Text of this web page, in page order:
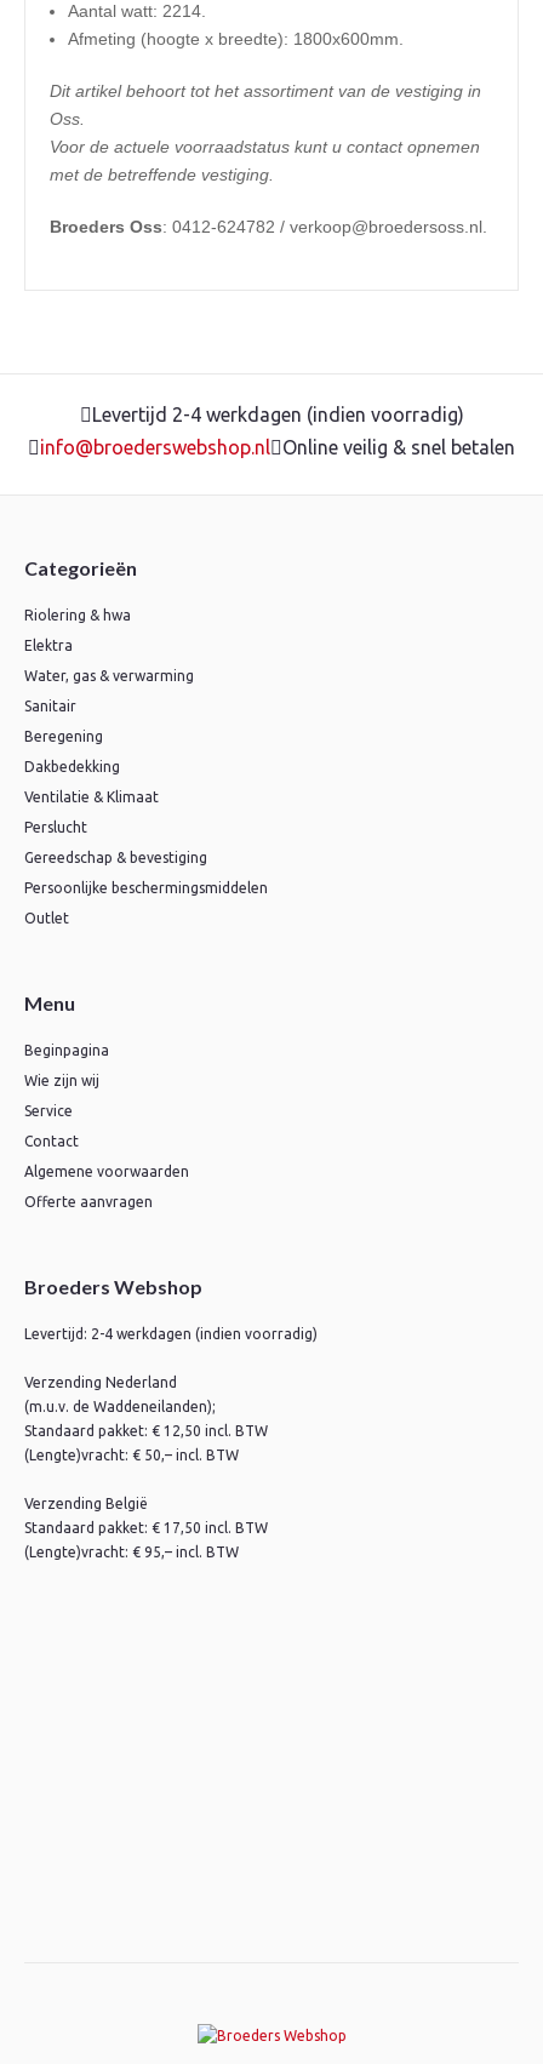
Aantal watt: 2214.
Afmeting (hoogte x breedte): 1800x600mm.
Dit artikel behoort tot het assortiment van de vestiging in
Oss.
Voor de actuele voorraadstatus kunt u contact opnemen
met de betreffende vestiging.
Broeders Oss: 0412-624782 / verkoop@broedersoss.nl.
Levertijd 2-4 werkdagen (indien voorradig)
info@broederswebshop.nl
Online veilig & snel betalen
Categorieën
Riolering & hwa
Elektra
Water, gas & verwarming
Sanitair
Beregening
Dakbedekking
Ventilatie & Klimaat
Perslucht
Gereedschap & bevestiging
Persoonlijke beschermingsmiddelen
Outlet
Menu
Beginpagina
Wie zijn wij
Service
Contact
Algemene voorwaarden
Offerte aanvragen
Broeders Webshop
Levertijd: 2-4 werkdagen (indien voorradig)
Verzending Nederland
(m.u.v. de Waddeneilanden);
Standaard pakket: € 12,50 incl. BTW
(Lengte)vracht: € 50,– incl. BTW
Verzending België
Standaard pakket: € 17,50 incl. BTW
(Lengte)vracht: € 95,– incl. BTW